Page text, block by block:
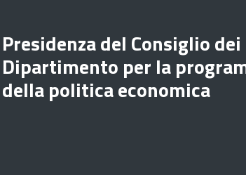
Presidenza del Consiglio
Dipartimento per la
della politica economica